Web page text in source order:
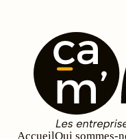
AccueilQui sommes-